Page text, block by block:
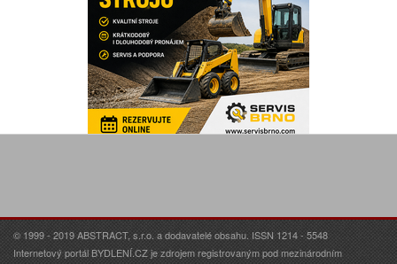
© 1999 - 2019 ABSTRACT, s.r.o. a dodavatelé obsahu. ISSN 1214 - 5548
Internetový portál BYDLENÍ.CZ je zdrojem registrovaným pod mezinárodním